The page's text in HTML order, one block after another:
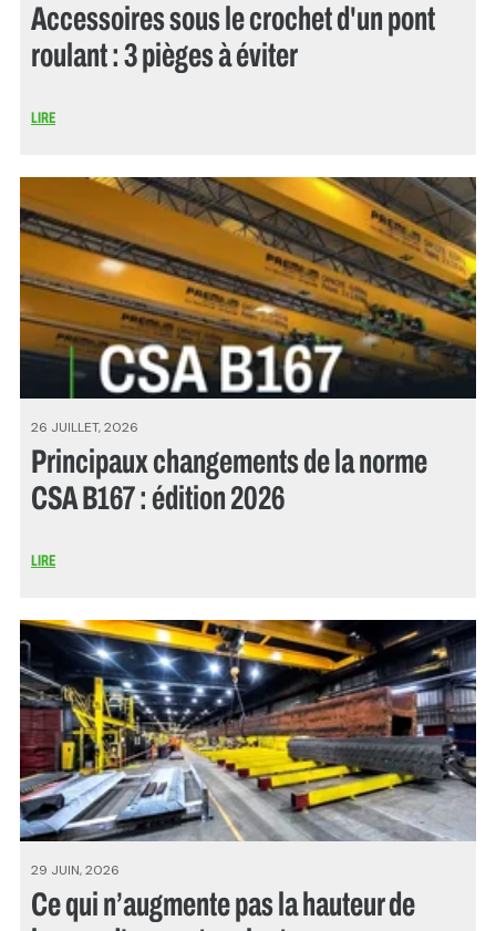
Accessoires sous le crochet d'un pont
roulant : 3 pièges à éviter
LIRE
26 JUILLET, 2026
Principaux changements de la norme
CSA B167 : édition 2026
LIRE
29 JUIN, 2026
Ce qui n’augmente pas la hauteur de